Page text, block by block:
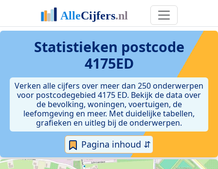
Statistieken postcode
4175ED
Verken alle cijfers over meer dan 250 onderwerpen
voor postcodegebied 4175 ED. Bekijk de data over
de bevolking, woningen, voertuigen, de
leefomgeving en meer. Met duidelijke tabellen,
grafieken en uitleg bij de onderwerpen.
Pagina inhoud ⇵